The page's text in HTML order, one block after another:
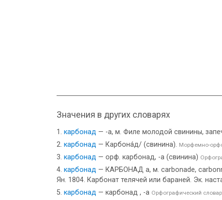
Значения в других словарях
карбонад — -а, м. Филе молодой свинины,
карбонад — Карбона́д/ (свинина). Морфемно-
карбонад — орф. карбонад, -а (свинина)
карбонад — КАРБОНАД а, м. carbonade,
Ян. 1804. Карбонат телячей или бараней. Эк.
карбонад — карбонад , -а Орфографический